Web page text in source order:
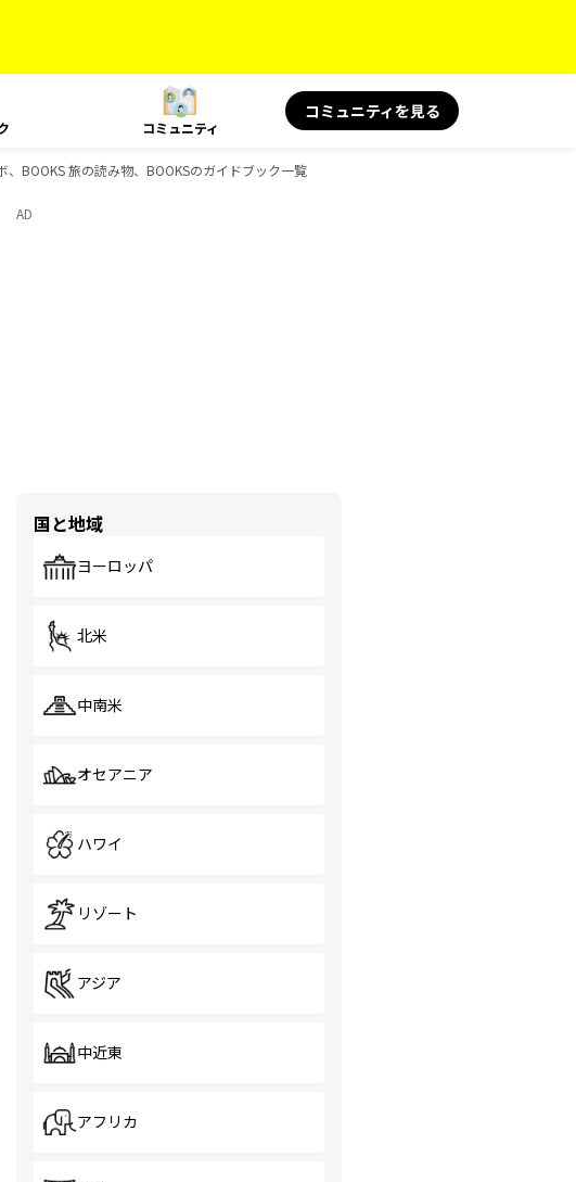
コミュニティ
コミュニティを見る
BOOKS 旅の読み物、BOOKSのガイドブック一覧
AD
国と地域
ヨーロッパ
北米
中南米
オセアニア
ハワイ
リゾート
アジア
中近東
アフリカ